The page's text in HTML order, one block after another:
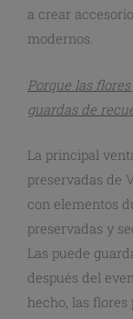
a crear
modernos.
Porque las
guardas de
La principal
preservadas de
con elementos
preservadas y
Las puede
después del
hecho, las flores